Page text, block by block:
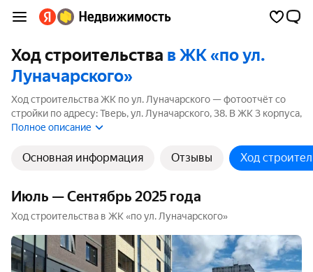
Ход строительства в ЖК «по ул.
Луначарского»
Ход строительства ЖК по ул. Луначарского — фотоотчёт со
стройки по адресу: Тверь, ул. Луначарского, 38. В ЖК 3 корпуса,
2 из них ещё строятся. Ближайший срок сдачи — 2 квартал
Полное описание
Основная информация Отзывы Ход
Июль — Сентябрь 2025 года
Ход строительства в ЖК «по ул. Луначарского»